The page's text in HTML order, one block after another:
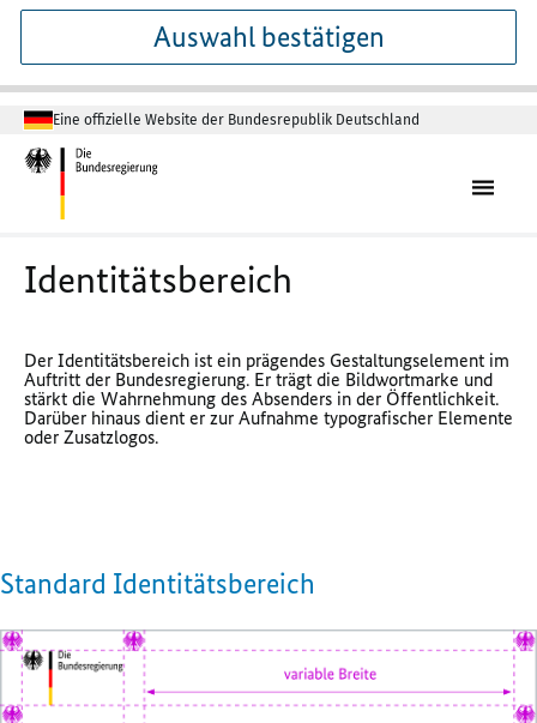
Auswahl bestätigen
Eine offizielle Website der Bundesrepublik Deutschland
Identitätsbereich
Der Identitätsbereich ist ein prägendes Gestaltungselement im
Auftritt der Bundesregierung. Er trägt die Bildwortmarke und
stärkt die Wahrnehmung des Absenders in der Öffentlichkeit.
Darüber hinaus dient er zur Aufnahme typografischer Elemente
oder Zusatzlogos.
Standard Identitätsbereich